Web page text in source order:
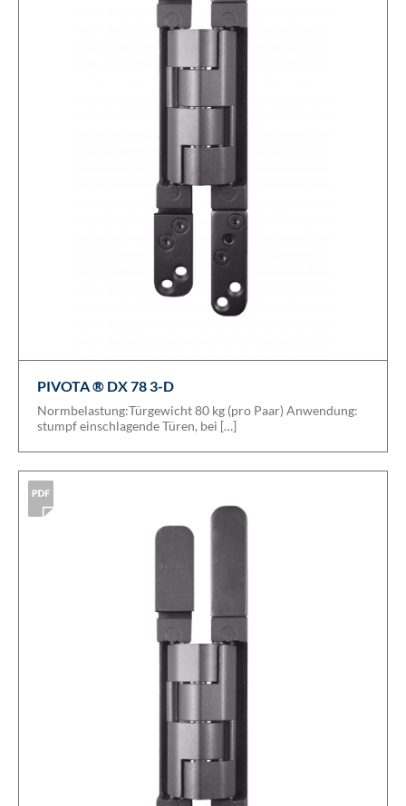
PIVOTA ® DX 78 3-D
Normbelastung:Türgewicht 80 kg (pro Paar) Anwendung:
stumpf einschlagende Türen, bei […]